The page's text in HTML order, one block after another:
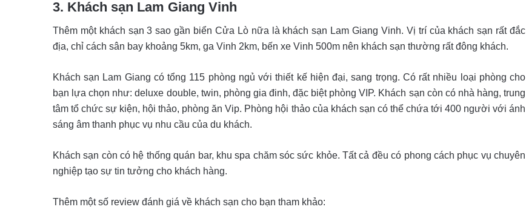
3. Khách sạn Lam Giang Vinh
Thêm một khách sạn 3 sao gần biển Cửa Lò nữa là khách sạn Lam Giang Vinh. Vị trí của khách sạn rất đắc
địa, chỉ cách sân bay khoảng 5km, ga Vinh 2km, bến xe Vinh 500m nên khách sạn thường rất đông khách.
Khách sạn Lam Giang có tổng 115 phòng ngủ với thiết kế hiện đại, sang trọng. Có rất nhiều loại phòng cho
bạn lựa chọn như: deluxe double, twin, phòng gia đinh, đặc biệt phòng VIP. Khách sạn còn có nhà hàng, trung
tâm tổ chức sự kiện, hội thảo, phòng ăn Vip. Phòng hội thảo của khách sạn có thể chứa tới 400 người với ánh
sáng âm thanh phục vụ nhu cầu của du khách.
Khách sạn còn có hệ thống quán bar, khu spa chăm sóc sức khỏe. Tất cả đều có phong cách phục vụ chuyên
nghiệp tạo sự tin tưởng cho khách hàng.
Thêm một số review đánh giá về khách sạn cho bạn tham khảo: